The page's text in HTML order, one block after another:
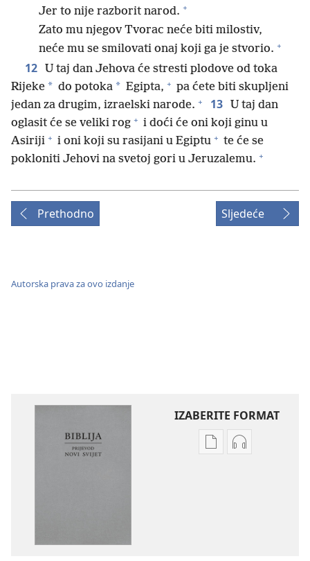
Jer to nije razborit narod. +
Zato mu njegov Tvorac neće biti milostiv,
neće mu se smilovati onaj koji ga je stvorio. +
12
U taj dan Jehova će stresti plodove od toka
Rijeke * do potoka * Egipta, + pa ćete biti skupljeni
jedan za drugim, izraelski narode. + 13
U taj dan
oglasit će se veliki rog + i doći će oni koji ginu u
Asiriji + i oni koji su rasijani u Egiptu + te će se
pokloniti Jehovi na svetoj gori u Jeruzalemu. +
Prethodno Sljedeće
Autorska prava za ovo izdanje
IZABERITE FORMAT
PostavkePostavke